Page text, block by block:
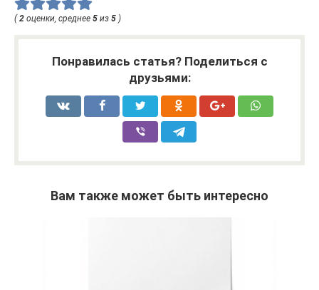
(2 оценки, среднее 5 из 5 )
Понравилась статья? Поделиться с
друзьями:
Вам также может быть интересно